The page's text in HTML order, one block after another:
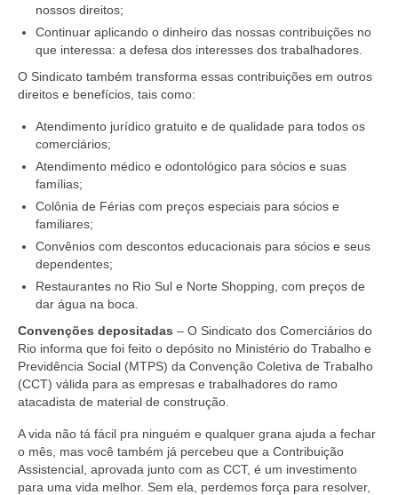
Benefício Social Familiar
FIQUE POR DENTRO
Notícias
Vídeos
Publicações
Editais
Links Úteis
Perguntas frequentes
EMPRESAS
Boletos
Seja um conveniado
PESQUISA 6×1
nossos direitos;
Continuar aplicando o dinheiro das nossas contribuições no
que interessa: a defesa dos interesses dos trabalhadores.
O Sindicato também transforma essas contribuições em outros
direitos e benefícios, tais como:
Atendimento jurídico gratuito e de qualidade para todos os
comerciários;
Atendimento médico e odontológico para sócios e suas
famílias;
Colônia de Férias com preços especiais para sócios e
familiares;
Convênios com descontos educacionais para sócios e seus
dependentes;
Restaurantes no Rio Sul e Norte Shopping, com preços de
dar água na boca.
Convenções depositadas – O Sindicato dos Comerciários do
Rio informa que foi feito o depósito no Ministério do Trabalho e
Previdência Social (MTPS) da Convenção Coletiva de Trabalho
(CCT) válida para as empresas e trabalhadores do ramo
atacadista de material de construção.
A vida não tá fácil pra ninguém e qualquer grana ajuda a fechar
o mês, mas você também já percebeu que a Contribuição
Assistencial, aprovada junto com as CCT, é um investimento
para uma vida melhor. Sem ela, perdemos força para resolver,